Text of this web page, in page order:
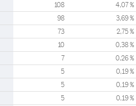
108 4,07 %
98 3,69 %
73 2,75 %
10 0,38 %
7 0,26 %
5 0,19 %
5 0,19 %
5 0,19 %